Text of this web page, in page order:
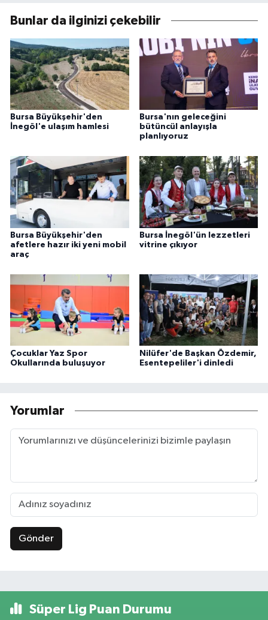
Bunlar da ilginizi çekebilir
Bursa Büyükşehir'den
İnegöl'e ulaşım hamlesi
Bursa'nın geleceğini
bütüncül anlayışla
planlıyoruz
Bursa Büyükşehir'den
afetlere hazır iki yeni mobil
araç
Bursa İnegöl'ün lezzetleri
vitrine çıkıyor
Çocuklar Yaz Spor
Okullarında buluşuyor
Nilüfer'de Başkan Özdemir,
Esentepeliler'i dinledi
Yorumlar
Gönder
Süper Lig Puan Durumu